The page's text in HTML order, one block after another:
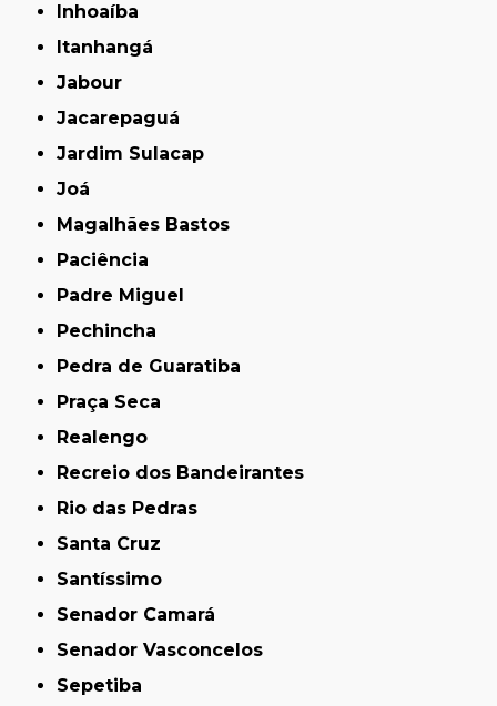
Inhoaíba
Itanhangá
Jabour
Jacarepaguá
Jardim Sulacap
Joá
Magalhães Bastos
Paciência
Padre Miguel
Pechincha
Pedra de Guaratiba
Praça Seca
Realengo
Recreio dos Bandeirantes
Rio das Pedras
Santa Cruz
Santíssimo
Senador Camará
Senador Vasconcelos
Sepetiba